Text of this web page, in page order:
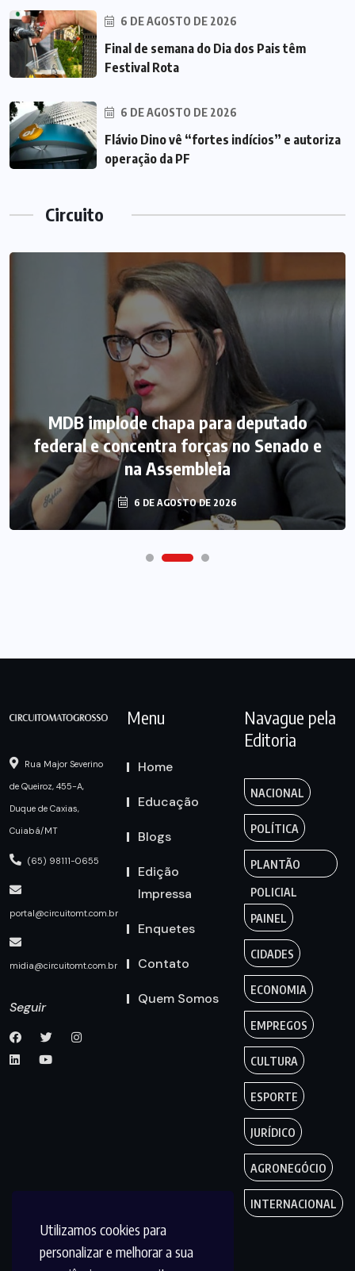
Utilizamos cookies para
personalizar e melhorar a sua
6 DE AGOSTO DE 2026
Final de semana do Dia dos Pais têm
Festival Rota
6 DE AGOSTO DE 2026
Flávio Dino vê “fortes indícios” e autoriza
operação da PF
Circuito
MDB implode chapa para deputado
federal e concentra forças no Senado e
na Assembleia
6 DE AGOSTO DE 2026
Rua Major Severino
de Queiroz, 455-A,
Duque de Caxias,
Cuiabá/MT
(65) 98111-0655
portal@circuitomt.com.br
midia@circuitomt.com.br
Seguir
Menu
Home
Educação
Blogs
Edição
Impressa
Enquetes
Contato
Quem Somos
Navague pela
Editoria
NACIONAL
POLÍTICA
PLANTÃO
POLICIAL
PAINEL
CIDADES
ECONOMIA
EMPREGOS
CULTURA
ESPORTE
JURÍDICO
AGRONEGÓCIO
INTERNACIONAL